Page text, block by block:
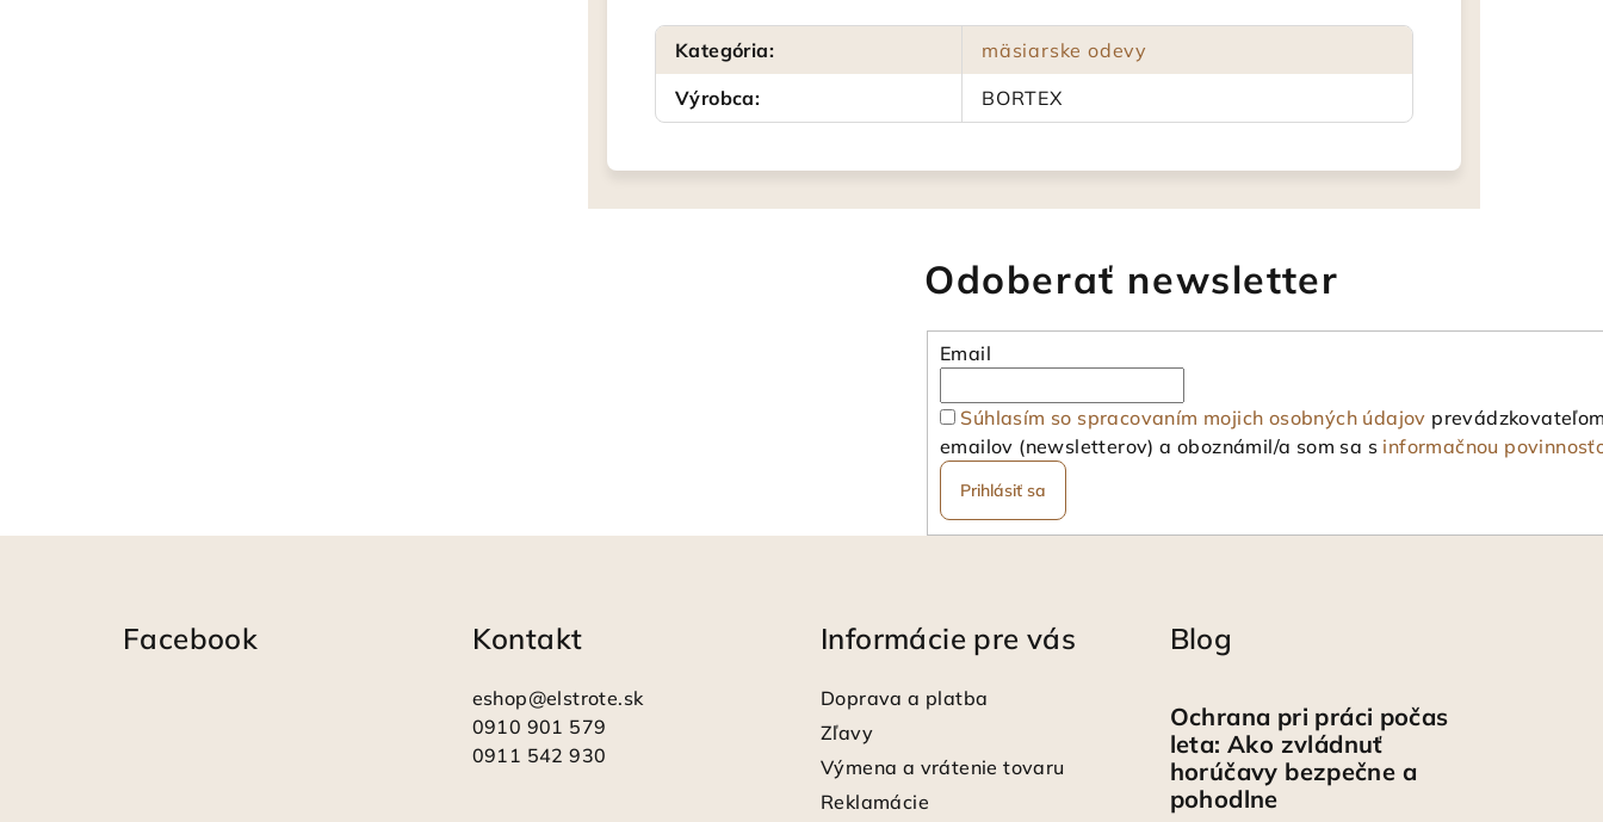
Kategória:
mäsiarske odevy
Výrobca: BORTEX
Odoberať newsletter
Email
Súhlasím so spracovaním mojich osobných údajov
emailov (newsletterov) a oboznámil/a som sa s informačnou
Prihlásiť sa
Facebook Kontakt
eshop@elstrote.sk
0910 901 579
0911 542 930
Informácie pre vás
Doprava a platba
Zľavy
Výmena a vrátenie tovaru
Reklamácie
Blog
Ochrana pri práci počas
leta: Ako zvládnuť
horúčavy bezpečne a
pohodlne